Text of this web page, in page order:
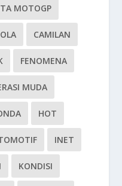
MOTOGP
CAMILAN
FENOMENA
MUDA
HOT
INET
KONDISI